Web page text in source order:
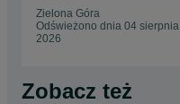
Zielona Góra
Odświeżono dnia 04 sierpnia
2026
Zobacz też